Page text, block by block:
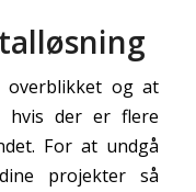
og at
hvis der er flere
For at undgå
projekter så